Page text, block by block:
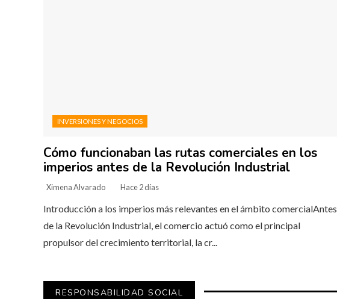
INVERSIONES Y NEGOCIOS
Cómo funcionaban las rutas comerciales en los
imperios antes de la Revolución Industrial
Ximena Alvarado Hace 2 días
Introducción a los imperios más relevantes en el ámbito comercialAntes
de la Revolución Industrial, el comercio actuó como el principal
propulsor del crecimiento territorial, la cr...
RESPONSABILIDAD SOCIAL